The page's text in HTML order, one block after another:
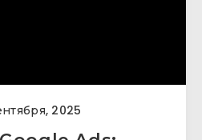
2025